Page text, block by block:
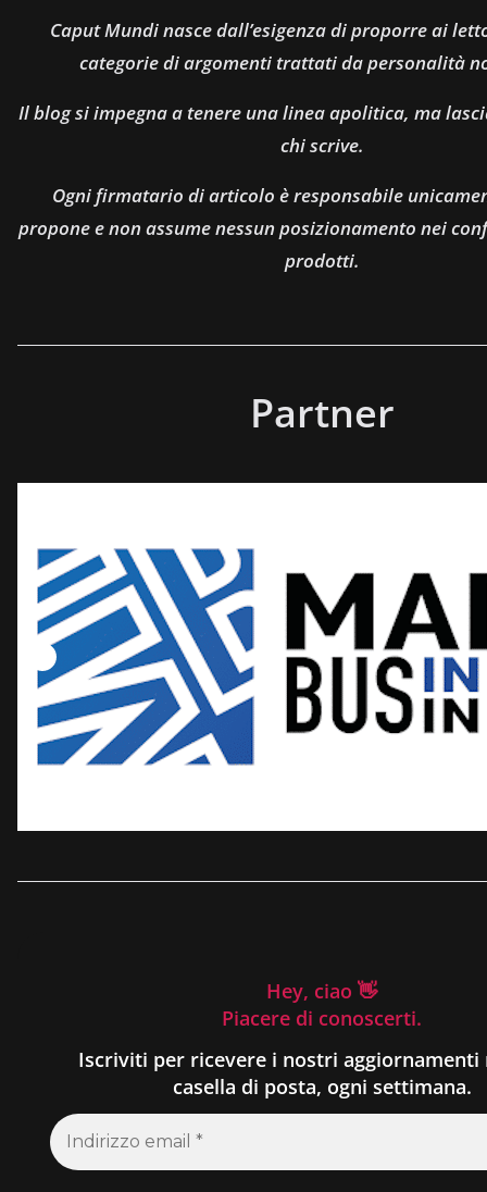
Caput Mundi nasce dall’esigenza di proporre ai
categorie di argomenti trattati da personalità
Il blog si impegna a tenere una linea apolitica, ma
chi scrive.
Ogni firmatario di articolo è responsabile
propone e non assume nessun posizionamento nei
prodotti.
Partner
Hey, ciao 👋
Piacere di conoscerti.
Iscriviti per ricevere i nostri aggiornamenti
casella di posta, ogni settimana.